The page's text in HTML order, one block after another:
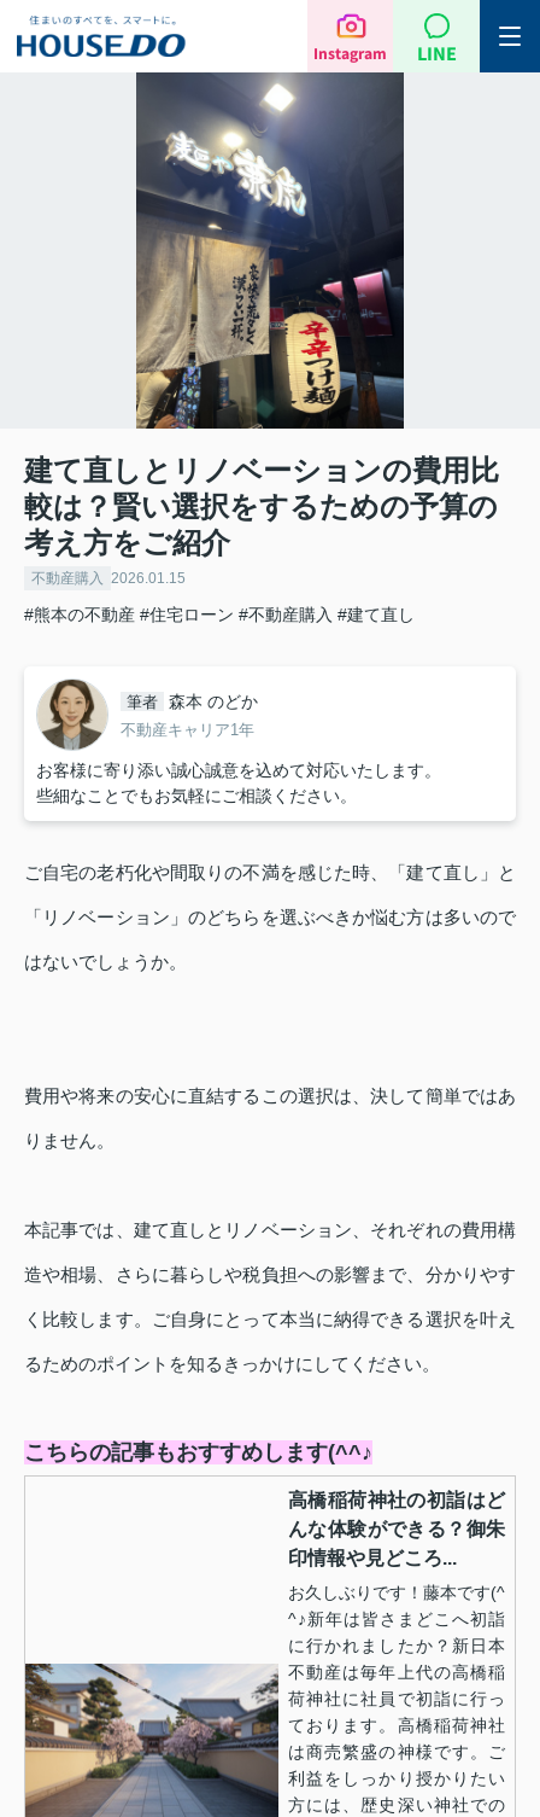
Instagram LINE
建て直しとリノベーションの費用比
較は？賢い選択をするための予算の
考え方をご紹介
不動産購入 2026.01.15
#熊本の不動産 #住宅ローン #不動産購入 #建て直し
筆者 森本 のどか
不動産キャリア1年
お客様に寄り添い誠心誠意を込めて対応いたします。
些細なことでもお気軽にご相談ください。
ご自宅の老朽化や間取りの不満を感じた時、「建て直し」と
「リノベーション」のどちらを選ぶべきか悩む方は多いので
はないでしょうか。
費用や将来の安心に直結するこの選択は、決して簡単ではあ
りません。
本記事では、建て直しとリノベーション、それぞれの費用構
造や相場、さらに暮らしや税負担への影響まで、分かりやす
く比較します。ご自身にとって本当に納得できる選択を叶え
るためのポイントを知るきっかけにしてください。
こちらの記事もおすすめします(^^♪
高橋稲荷神社の初詣はど
んな体験ができる？御朱
印情報や見どころ...
お久しぶりです！藤本です(^
^♪新年は皆さまどこへ初詣
に行かれましたか？新日本
不動産は毎年上代の高橋稲
荷神社に社員で初詣に行っ
ております。高橋稲荷神社
は商売繁盛の神様です。ご
利益をしっかり授かりたい
方には、歴史深い神社での